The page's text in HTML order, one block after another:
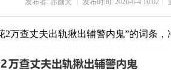
发布者: 赤颜犬 发布时间: 2026-6-4 10:02
2万查丈夫出轨揪出辅警内鬼”的词条，